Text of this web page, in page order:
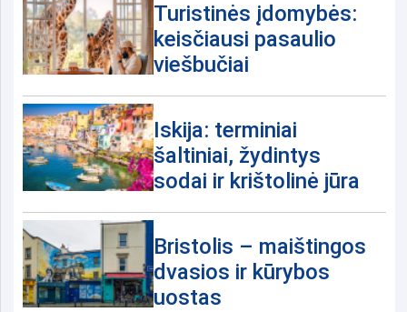
Turistinės įdomybės:
keisčiausi pasaulio
viešbučiai
Iskija: terminiai
šaltiniai, žydintys
sodai ir krištolinė jūra
Bristolis – maištingos
dvasios ir kūrybos
uostas